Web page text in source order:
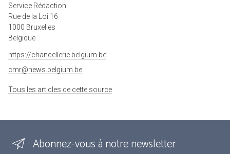
Service Rédaction
Rue de la Loi 16
1000 Bruxelles
Belgique
https://chancellerie.belgium.be
cmr@news.belgium.be
Tous les articles de cette source
Abonnez-vous à notre newsletter